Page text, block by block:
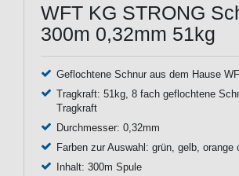
WFT KG STRONG
300m 0,32mm 51kg
Geflochtene Schnur aus dem Hause
Tragkraft: 51kg, 8 fach geflochtene
Tragkraft
Durchmesser: 0,32mm
Farben zur Auswahl: grün, gelb, orange
Inhalt: 300m Spule